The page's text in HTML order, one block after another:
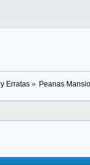
Erratas» Peanas